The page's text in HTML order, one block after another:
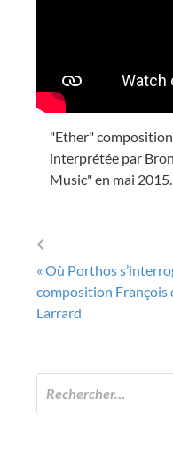
"Ether"
interprétée par
Music" en mai 2015.
Post
« Où Porthos
composition François
Larrard